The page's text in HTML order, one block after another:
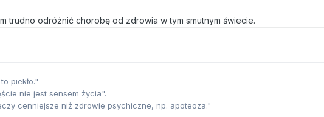
trudno odróżnić chorobę od zdrowia w tym smutnym świecie.
piekło."
nie jest sensem życia".
cenniejsze niż zdrowie psychiczne, np. apoteoza."